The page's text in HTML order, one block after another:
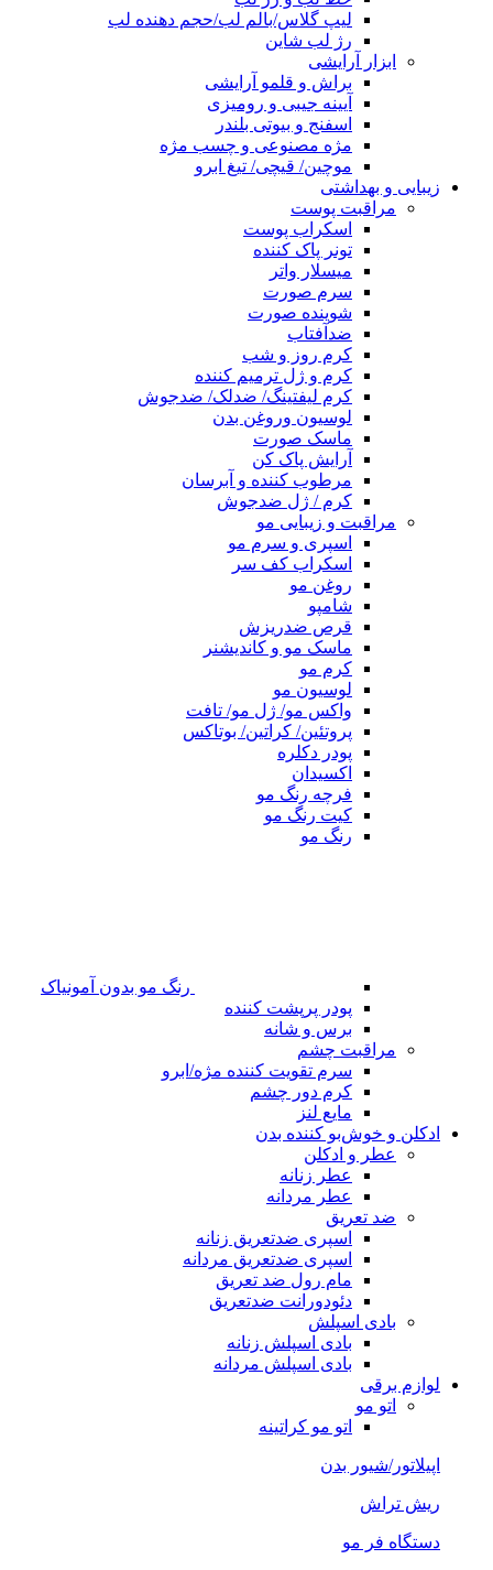
لیپ گلاس/بالم لب/حجم دهنده لب
رژ لب شاین
ابزار آرایشی
براش و قلمو آرایشی
آیینه جیبی و رومیزی
اسفنج و بیوتی بلندر
مژه مصنوعی و چسب مژه
موچین/ قیچی/ تیغ ابرو
زیبایی و بهداشتی
مراقبت پوست
اسکراب پوست
تونر پاک کننده
میسلار واتر
سرم صورت
شوینده صورت
ضدآفتاب
کرم روز و شب
کرم و ژل ترمیم کننده
کرم لیفتینگ/ ضدلک/ ضدجوش
لوسیون وروغن بدن
ماسک صورت
آرایش پاک کن
مرطوب کننده و آبرسان
کرم / ژل ضدجوش
مراقبت و زیبایی مو
اسپری و سرم مو
اسکراب کف سر
روغن مو
شامپو
قرص ضدریزش
ماسک مو و کاندیشنر
کرم مو
لوسیون مو
واکس مو/ ژل مو/ تافت
پروتئین/ کراتین/ بوتاکس
پودر دکلره
اکسیدان
فرچه رنگ مو
کیت رنگ مو
رنگ مو
رنگ مو بدون آمونیاک
پودر پرپشت کننده
برس و شانه
مراقبت چشم
سرم تقویت کننده مژه/ابرو
کرم دور چشم
مایع لنز
ادکلن و خوش‌بو کننده بدن
عطر و ادکلن
عطر زنانه
عطر مردانه
ضد تعریق
اسپری ضدتعریق زنانه
اسپری ضدتعریق مردانه
مام رول ضد تعریق
دئودورانت ضدتعریق
بادی اسپلش
بادی اسپلش زنانه
بادی اسپلش مردانه
لوازم برقی
اتو مو
اتو مو کراتینه
اپیلاتور/شیور بدن
ریش تراش
دستگاه فر مو